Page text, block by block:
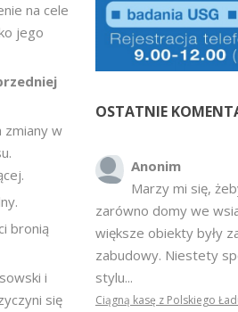
na cele
jego
zmiany w
bronią
i
się
OSTATNIE
Anonim
Marzy mi się,
zarówno domy we
większe obiekty były
zabudowy. Niestety
stylu...
Ciągną kasę z Polskiego